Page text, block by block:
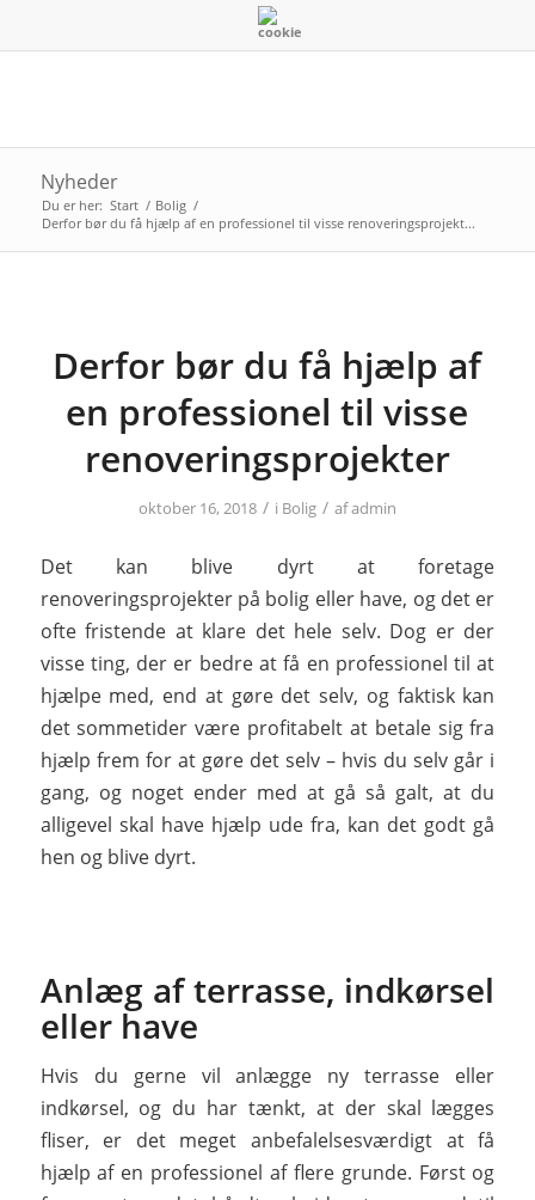
Nyheder
Du er her: Start / Bolig /
Derfor bør du få hjælp af en professionel til visse renoveringsprojekt...
Derfor bør du få hjælp af
en professionel til visse
renoveringsprojekter
oktober 16, 2018 / i Bolig / afadmin
Det kan blive dyrt at foretage
renoveringsprojekter på bolig eller have, og det er
ofte fristende at klare det hele selv. Dog er der
visse ting, der er bedre at få en professionel til at
hjælpe med, end at gøre det selv, og faktisk kan
det sommetider være profitabelt at betale sig fra
hjælp frem for at gøre det selv – hvis du selv går i
gang, og noget ender med at gå så galt, at du
alligevel skal have hjælp ude fra, kan det godt gå
hen og blive dyrt.
Anlæg af terrasse, indkørsel
eller have
Hvis du gerne vil anlægge ny terrasse eller
indkørsel, og du har tænkt, at der skal lægges
fliser, er det meget anbefalelsesværdigt at få
hjælp af en professionel af flere grunde. Først og